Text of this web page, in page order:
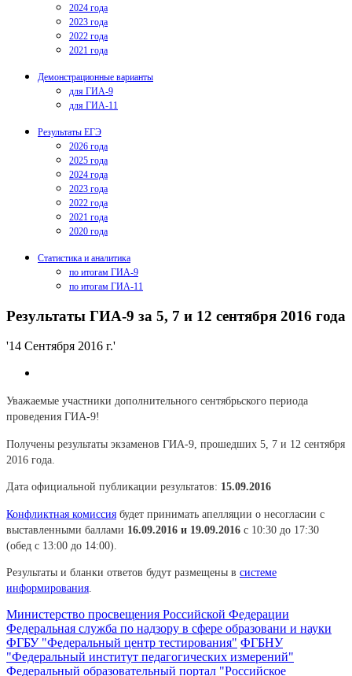
2024 года
2023 года
2022 года
2021 года
Демонстрационные варианты
для ГИА-9
для ГИА-11
Результаты ЕГЭ
2026 года
2025 года
2024 года
2023 года
2022 года
2021 года
2020 года
Статистика и аналитика
по итогам ГИА-9
по итогам ГИА-11
Результаты ГИА-9 за 5, 7 и 12 сентября 2016 года
'14 Сентября 2016 г.'
Уважаемые участники дополнительного сентябрьского периода
проведения ГИА-9!
Получены результаты экзаменов ГИА-9, прошедших 5, 7 и 12 сентября
2016 года.
Дата официальной публикации результатов: 15.09.2016
Конфликтная комиссия будет принимать апелляции о несогласии с
выставленными баллами 16.09.2016 и 19.09.2016 с 10:30 до 17:30
(обед с 13:00 до 14:00).
Результаты и бланки ответов будут размещены в системе
информирования
Министерство просвещения Российской Федерации
Федеральная служба по надзору в сфере образовани и науки
ФГБУ "Федеральный центр тестирования" ФГБНУ
"Федеральный институт педагогических измерений"
Федеральный образовательный портал "Российское